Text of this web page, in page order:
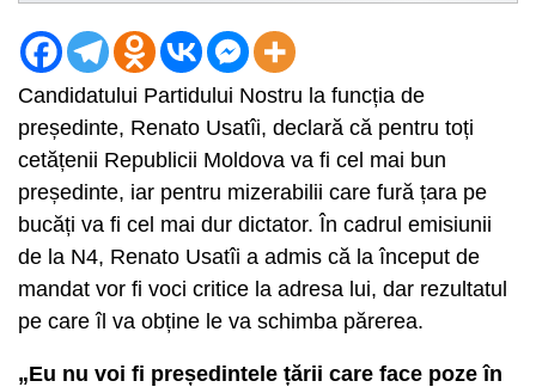
Candidatului Partidului Nostru la funcția de
președinte, Renato Usatîi, declară că pentru toți
cetățenii Republicii Moldova va fi cel mai bun
președinte, iar pentru mizerabilii care fură țara pe
bucăți va fi cel mai dur dictator. În cadrul emisiunii
de la N4, Renato Usatîi a admis că la început de
mandat vor fi voci critice la adresa lui, dar rezultatul
pe care îl va obține le va schimba părerea.
„Eu nu voi fi președintele țării care face poze în